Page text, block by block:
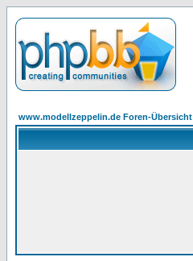
www.modellzeppelin.de Foren-Übersicht